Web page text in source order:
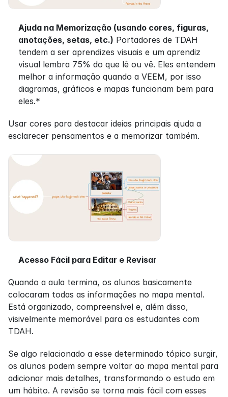
Ajuda na Memorização (usando cores, figuras,
anotações, setas, etc.) Portadores de TDAH
tendem a ser aprendizes visuais e um aprendiz
visual lembra 75% do que lê ou vê. Eles entendem
melhor a informação quando a VEEM, por isso
diagramas, gráficos e mapas funcionam bem para
eles.*
Usar cores para destacar ideias principais ajuda a
esclarecer pensamentos e a memorizar também.
Acesso Fácil para Editar e Revisar
Quando a aula termina, os alunos basicamente
colocaram todas as informações no mapa mental.
Está organizado, compreensível e, além disso,
visivelmente memorável para os estudantes com
TDAH.
Se algo relacionado a esse determinado tópico surgir,
os alunos podem sempre voltar ao mapa mental para
adicionar mais detalhes, transformando o estudo em
um hábito. A revisão se torna mais fácil com esses